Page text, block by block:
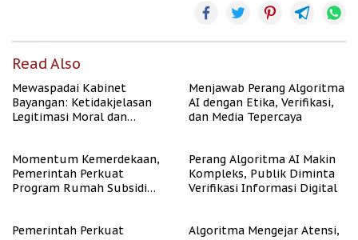
Read Also
Mewaspadai Kabinet
Bayangan: Ketidakjelasan
Legitimasi Moral dan
Menjawab Perang Algoritma
AI dengan Etika, Verifikasi,
dan Media Tepercaya
Momentum Kemerdekaan,
Pemerintah Perkuat
Program Rumah Subsidi
Perang Algoritma AI Makin
Kompleks, Publik Diminta
Verifikasi Informasi Digital
Pemerintah Perkuat
Algoritma Mengejar Atensi,